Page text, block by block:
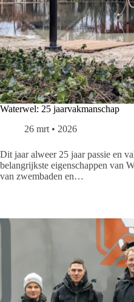
Waterwel: 25 jaarvakmanschap
26 mrt • 2026
Dit jaar alweer 25 jaar passie en
belangrijkste eigenschappen van
van zwembaden en…